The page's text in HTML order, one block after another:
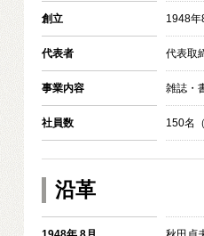
創立 1948
代表者 代表取
事業内容 雑誌・
社員数 150名
沿革